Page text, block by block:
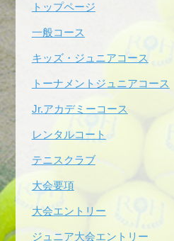
トップページ
一般コース
キッズ・ジュニアコース
トーナメントジュニアコース
Jr.アカデミーコース
レンタルコート
テニスクラブ
大会要項
大会エントリー
ジュニア大会エントリー